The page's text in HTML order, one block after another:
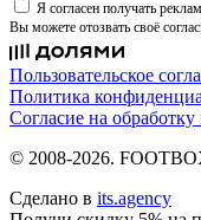
Я согласен получать
Вы можете отозвать своё
Пользовательское
Политика
Согласие на
© 2008-2026.
Сделано в its.agency